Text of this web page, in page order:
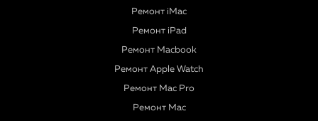
Ремонт iMac
Ремонт iPad
Ремонт Macbook
Ремонт Apple Watch
Ремонт Mac Pro
Ремонт Mac